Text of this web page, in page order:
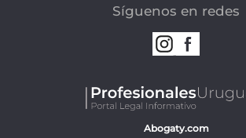
Abogaty.com
Síguenos en redes